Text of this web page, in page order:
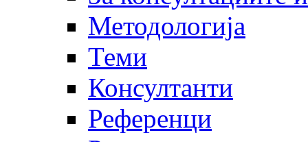
Методологија
Теми
Консултанти
Референци